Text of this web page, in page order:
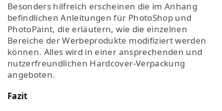
Besonders hilfreich erscheinen die im Anhang
befindlichen Anleitungen für PhotoShop und
PhotoPaint, die erläutern, wie die einzelnen
Bereiche der Werbeprodukte modifiziert werden
können. Alles wird in einer ansprechenden und
nutzerfreundlichen Hardcover-Verpackung
angeboten.
Fazit